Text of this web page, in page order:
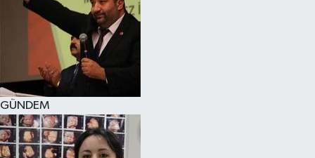
GÜNDEM
Süper Lig Puan Durumu ve Fikstür
Tüm Manşetler
Son Dakika Haberleri
Haber Arşivi